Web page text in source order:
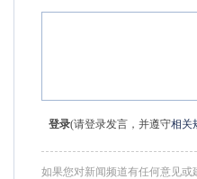
登录(请登录发言，并遵守相关
如果您对新闻频道有任何意见或